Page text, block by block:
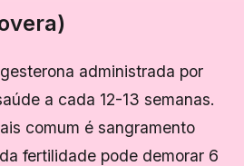
administrada por
a cada 12-13 semanas.
comum é sangramento
fertilidade pode demorar 6